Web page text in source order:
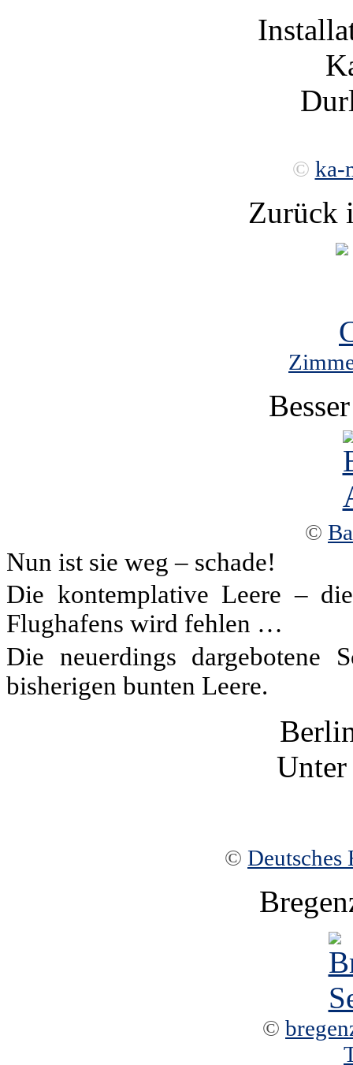
© ka-
Zurück
©
Nun ist sie weg – schade!
Die kontemplative Leere –
Flughafens wird fehlen …
Die neuerdings dargebotene
bisherigen bunten Leere.
© Deutsches
©